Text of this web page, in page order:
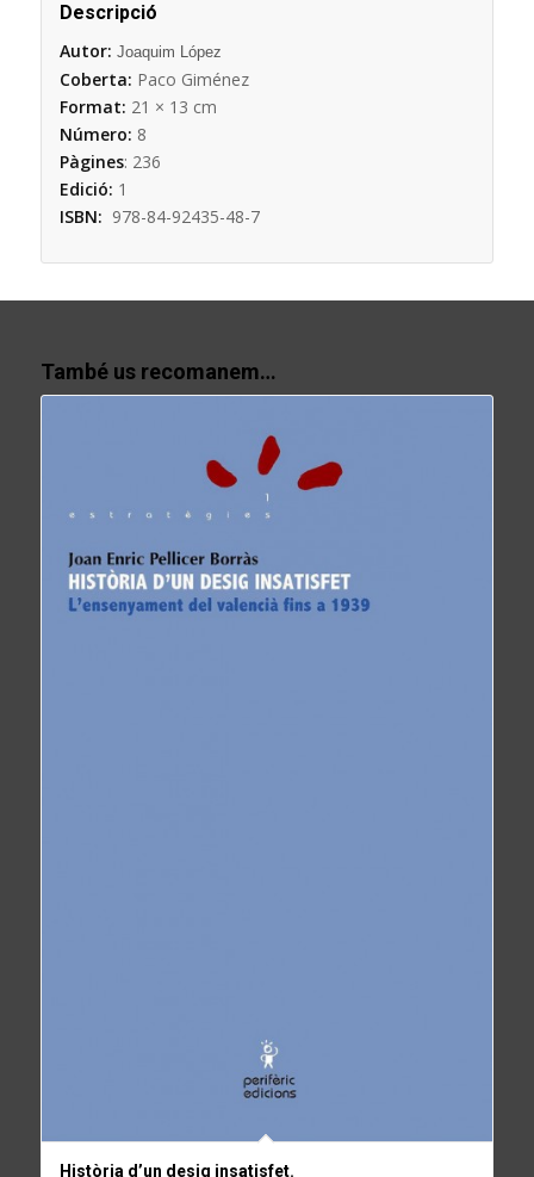
Descripció
Autor: Joaquim López
Coberta: Paco Giménez
Format: 21 × 13 cm
Número: 8
Pàgines: 236
Edició: 1
ISBN: 978-84-92435-48-7
També us recomanem…
Història d’un desig insatisfet.